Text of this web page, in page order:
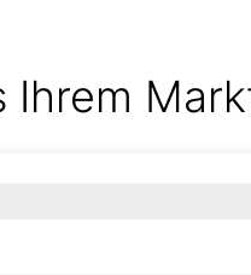
Ihrem